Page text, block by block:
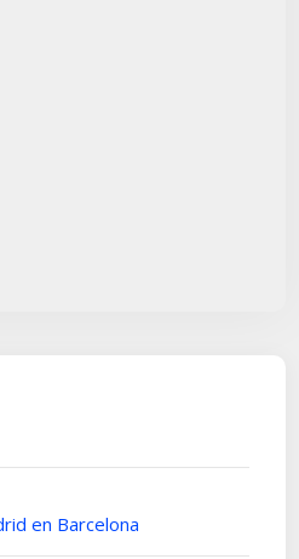
en Barcelona